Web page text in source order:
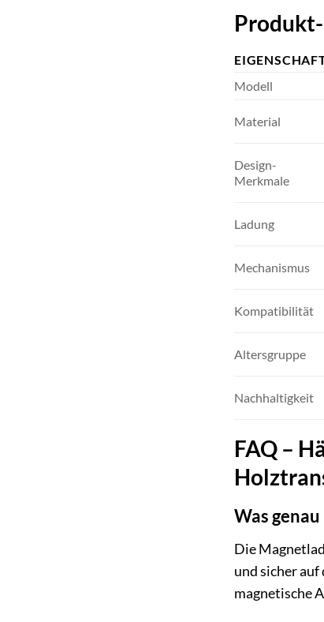
Modell
Material
Design-
Merkmale
Ladung
Mechanismus
Kompatibilität
Altersgruppe
Nachhaltigkeit
FAQ –
Was
Die
und sicher
magnetische